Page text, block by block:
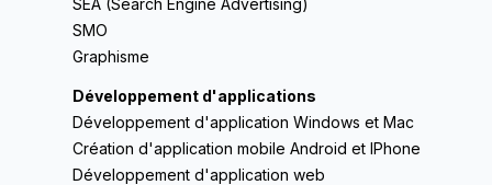
SEA (Search Engine Advertising)
SMO
Graphisme
Développement d'applications
Développement d'application Windows et Mac
Création d'application mobile Android et IPhone
Développement d'application web